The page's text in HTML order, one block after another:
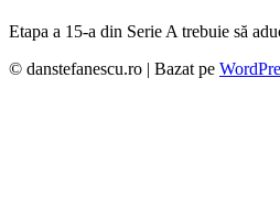
Etapa a 15-a din Serie A trebuie să
© danstefanescu.ro | Bazat pe